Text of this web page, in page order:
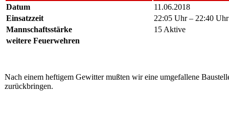
Datum
11.06.2018
Einsatzzeit
22:05 Uhr – 22:40 Uhr
Mannschaftsstärke
15 Aktive
weitere Feuerwehren
Nach einem heftigem Gewitter mußten wir eine umgefallene
zurückbringen.